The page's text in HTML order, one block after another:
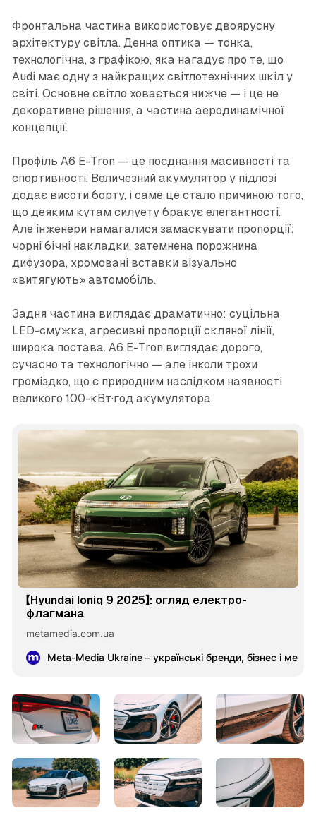
Фронтальна частина використовує двоярусну
архітектуру світла. Денна оптика — тонка,
технологічна, з графікою, яка нагадує про те, що
Audi має одну з найкращих світлотехнічних шкіл у
світі. Основне світло ховається нижче — і це не
декоративне рішення, а частина аеродинамічної
концепції.
Профіль A6 E-Tron — це поєднання масивності та
спортивності. Величезний акумулятор у підлозі
додає висоти борту, і саме це стало причиною того,
що деяким кутам силуету бракує елегантності.
Але інженери намагалися замаскувати пропорції:
чорні бічні накладки, затемнена порожнина
дифузора, хромовані вставки візуально
«витягують» автомобіль.
Задня частина виглядає драматично: суцільна
LED-смужка, агресивні пропорції скляної лінії,
широка постава. A6 E-Tron виглядає дорого,
сучасно та технологічно — але інколи трохи
громіздко, що є природним наслідком наявності
великого 100-кВт·год акумулятора.
【Hyundai Ioniq 9 2025】: огляд електро-
флагмана
metamedia.com.ua
Meta-Media Ukraine – українські бренди, бізнес і